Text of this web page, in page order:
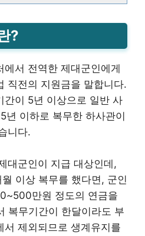
?
에서 전역한 제대군인에게
직전의 지원금을 말합니다.
간이 5년 이상으로 일반 사
년 이하로 복무한 하사관이
니다.
대군인이 지급 대상인데,
이상 복무를 했다면, 군인
만원 정도의 연금을
복무기간이 한달이라도 부
서 제외되므로 생계유지를